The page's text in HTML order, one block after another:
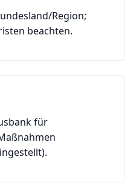
Region;
beachten.
für